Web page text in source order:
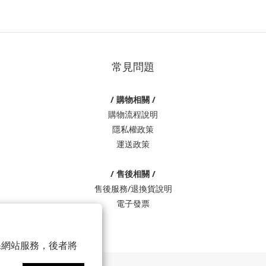
站服務，後者將
常見問題
/ 購物相關 /
購物流程說明
隱私權政策
運送政策
/ 售後相關 /
售後服務/退換貨說明
電子發票